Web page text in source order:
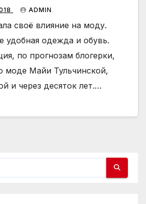
ADMIN
своё влияние на моду.
удобная одежда и обувь.
по прогнозам блогерки,
моде Майи Тульчинской,
и через десяток лет.…